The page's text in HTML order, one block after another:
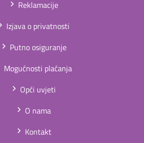
Reklamacije
Izjava o privatnosti
Putno osiguranje
Mogućnosti plaćanja
Opći uvjeti
O nama
Kontakt